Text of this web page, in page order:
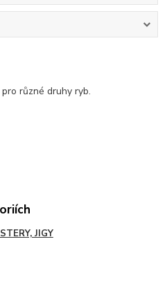
různé druhy ryb.
JIGY